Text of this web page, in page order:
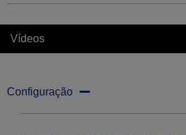
Vídeos
Configuração